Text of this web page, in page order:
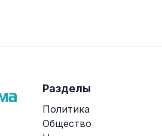
Разделы
Политика
Общество